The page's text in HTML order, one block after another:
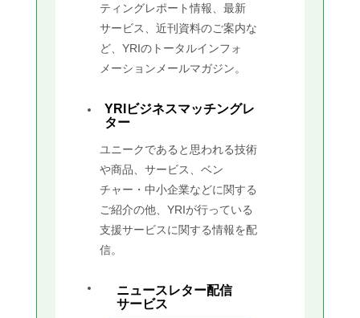
ティングレポート情報、最新
サービス、近刊資料のご案内な
ど、YRIのトータルインフォ
メーションメールマガジン。
YRIビジネスマッチングレ
ター
ユニークであると思われる技術
や商品、サービス、ベン
チャー・中小企業などに関する
ご紹介の他、YRIが行っている
支援サービスに関する情報を配
信。
ニュースレター配信
サービス